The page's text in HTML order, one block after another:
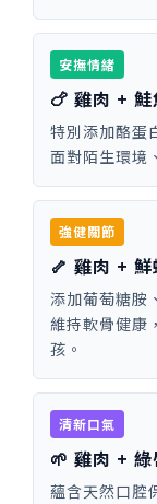
安撫情緒
🍗 雞肉 +
特別添加酪蛋
面對陌生環境
強健關節
🦴 雞肉 +
添加葡萄糖胺
維持軟骨健康
孩。
清新口氣
🌱 雞肉 +
蘊含天然口腔